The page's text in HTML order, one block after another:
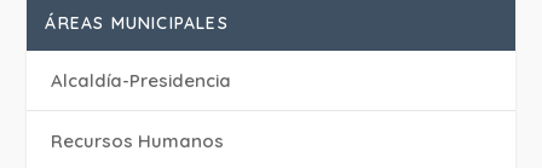
ÁREAS MUNICIPALES
Alcaldía-Presidencia
Recursos Humanos